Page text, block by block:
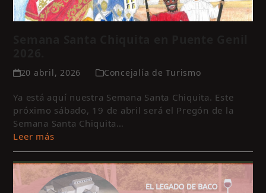
20 abril, 2026 Concejalía de Turismo
Ya está aquí nuestra Semana Santa Chiquita. Este
próximo sábado, 19 de abril será el Pregón de la
Semana Santa Chiquita…
Leer más